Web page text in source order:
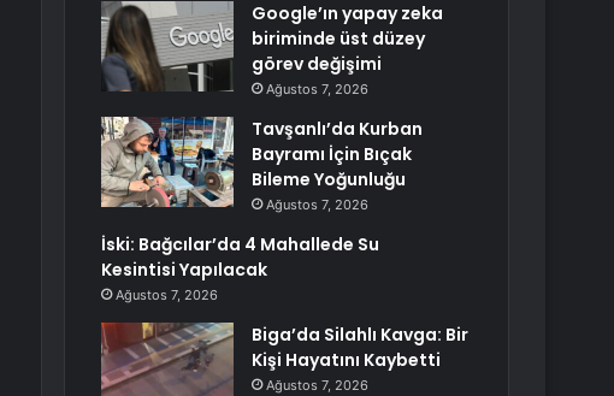
Google’ın yapay zeka
biriminde üst düzey
görev değişimi
Ağustos 7, 2026
Tavşanlı’da Kurban
Bayramı İçin Bıçak
Bileme Yoğunluğu
Ağustos 7, 2026
İski: Bağcılar’da 4 Mahallede Su
Kesintisi Yapılacak
Ağustos 7, 2026
Biga’da Silahlı Kavga: Bir
Kişi Hayatını Kaybetti
Ağustos 7, 2026